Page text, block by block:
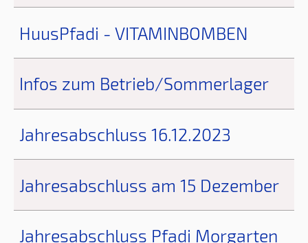
HuusPfadi - VITAMINBOMBEN
Infos zum Betrieb/Sommerlager
Jahresabschluss 16.12.2023
Jahresabschluss am 15 Dezember
Jahresabschluss Pfadi Morgarten